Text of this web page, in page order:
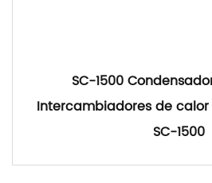
SC-1500
Intercambiadores de
SC-1500